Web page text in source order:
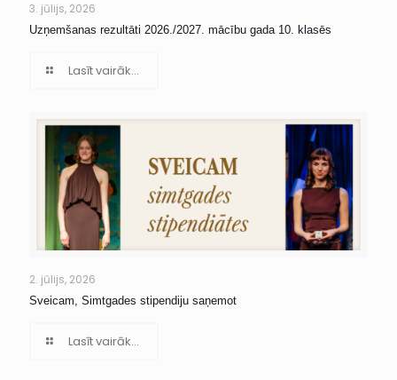
3. jūlijs, 2026
Uzņemšanas rezultāti 2026./2027. mācību gada 10. klasēs
Lasīt vairāk...
2. jūlijs, 2026
Sveicam, Simtgades stipendiju saņemot
Lasīt vairāk...